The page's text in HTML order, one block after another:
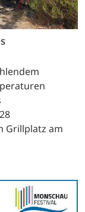
Grillplatz am